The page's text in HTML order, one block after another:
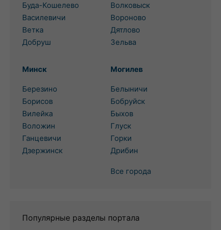
Буда-Кошелево
Василевичи
Ветка
Добруш
Волковыск
Вороново
Дятлово
Зельва
Минск
Березино
Борисов
Вилейка
Воложин
Ганцевичи
Дзержинск
Могилев
Белыничи
Бобруйск
Быхов
Глуск
Горки
Дрибин
Все города
Популярные разделы портала